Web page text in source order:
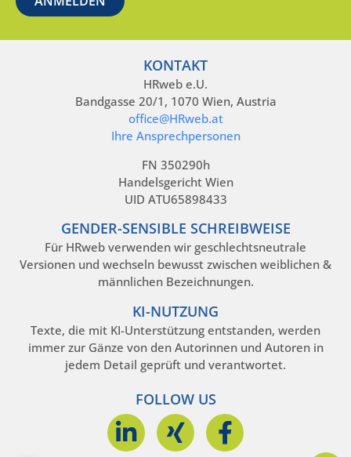
KONTAKT
HRweb e.U.
Bandgasse 20/1, 1070 Wien, Austria
office@HRweb.at
Ihre Ansprechpersonen
FN 350290h
Handelsgericht Wien
UID ATU65898433
GENDER-SENSIBLE SCHREIBWEISE
Für HRweb verwenden wir geschlechtsneutrale
Versionen und wechseln bewusst zwischen weiblichen &
männlichen Bezeichnungen.
KI-NUTZUNG
Texte, die mit KI-Unterstützung entstanden, werden
immer zur Gänze von den Autorinnen und Autoren in
jedem Detail geprüft und verantwortet.
FOLLOW US